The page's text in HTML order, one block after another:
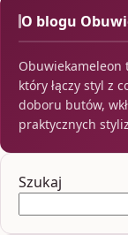
O blogu
Obuwiekameleon
który łączy styl z
doboru butów,
praktycznych
Szukaj